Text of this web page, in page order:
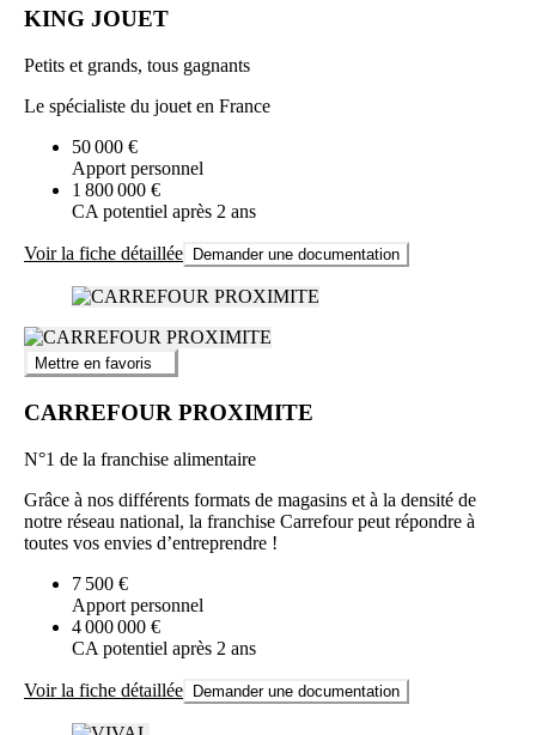
KING JOUET
Petits et grands, tous gagnants
Le spécialiste du jouet en France
50 000 €
Apport personnel
1 800 000 €
CA potentiel après 2 ans
Voir la fiche détaillée Demander une documentation
Mettre en favoris
CARREFOUR PROXIMITE
N°1 de la franchise alimentaire
Grâce à nos différents formats de magasins et à la densité de
notre réseau national, la franchise Carrefour peut répondre à
toutes vos envies d’entreprendre !
7 500 €
Apport personnel
4 000 000 €
CA potentiel après 2 ans
Voir la fiche détaillée Demander une documentation